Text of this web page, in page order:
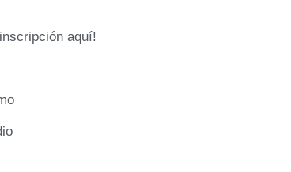
aquí!